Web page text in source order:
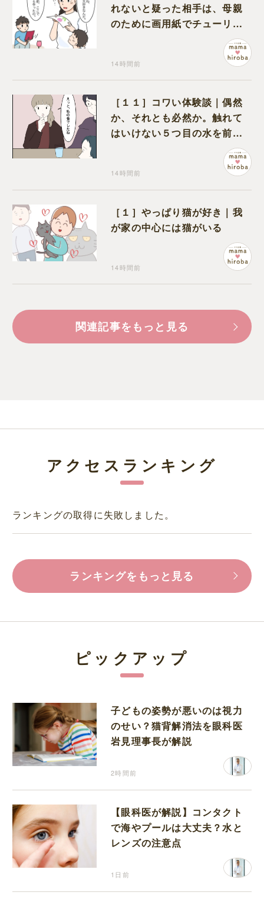
れないと疑った相手は、母親
のために画用紙でチューリッ
プを作っていただけだった
14時間前
［１１］コワい体験談｜偶然
か、それとも必然か。触れて
はいけない５つ目の水を前に
14時間前
［１］やっぱり猫が好き｜我
が家の中心には猫がいる
14時間前
関連記事をもっと見る
アクセスランキング
ランキングの取得に失敗しました。
ランキングをもっと見る
ピックアップ
子どもの姿勢が悪いのは視力
のせい？猫背解消法を眼科医
岩見理事長が解説
2時間前
【眼科医が解説】コンタクト
で海やプールは大丈夫？水と
レンズの注意点
1日前